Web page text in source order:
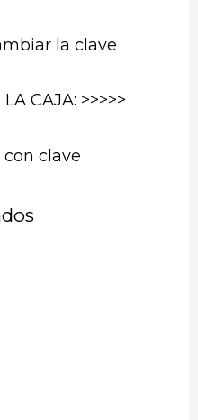
la clave
CAJA: >>>>>
con clave